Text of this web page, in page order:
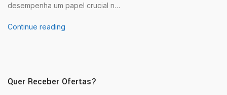
desempenha um papel crucial n…
Continue reading
Quer Receber Ofertas?